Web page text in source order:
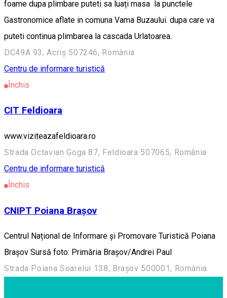
foame dupa plimbare puteti sa luați masa la punctele
Gastronomice aflate in comuna Vama Buzaului. dupa care va
puteti continua plimbarea la cascada Urlatoarea.
DC49A 93, Acriș 507246, România
Centru de informare turistică
Închis
CIT Feldioara
www.viziteazafeldioara.ro
Strada Octavian Goga 87, Feldioara 507065, România
Centru de informare turistică
Închis
CNIPT Poiana Brașov
Centrul Național de Informare și Promovare Turistică Poiana
Brașov Sursă foto: Primăria Brașov/Andrei Paul
Strada Poiana Soarelui 138, Brașov 500001, România